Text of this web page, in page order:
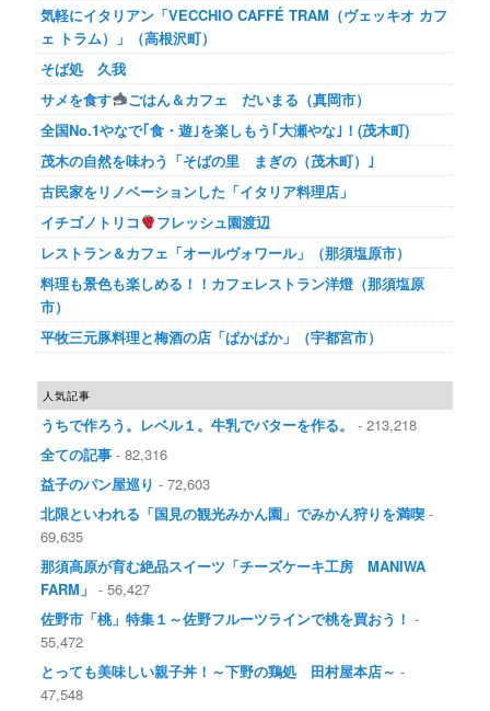
気軽にイタリアン「VECCHIO CAFFÉ TRAM（ヴェッキオ カフ
ェ トラム）」（高根沢町）
そば処 久我
サメを食す
ごはん＆カフェ だいまる（真岡市）
全国No.1やなで｢食・遊｣を楽しもう｢大瀬やな｣！(茂木町)
茂木の自然を味わう「そばの里 まぎの（茂木町）｣
古民家をリノベーションした「イタリア料理店」
イチゴノトリコ
フレッシュ園渡辺
レストラン＆カフェ「オールヴォワール」（那須塩原市）
料理も景色も楽しめる！！カフェレストラン洋燈（那須塩原
市）
平牧三元豚料理と梅酒の店「ぱかぱか」（宇都宮市）
人気記事
うちで作ろう。レベル１。牛乳でバターを作る。
- 213,218
全ての記事 - 82,316
益子のパン屋巡り - 72,603
北限といわれる「国見の観光みかん園」でみかん狩りを満喫 -
69,635
那須高原が育む絶品スイーツ「チーズケーキ工房 MANIWA
FARM」 - 56,427
佐野市「桃」特集１～佐野フルーツラインで桃を買おう！ -
55,472
とっても美味しい親子丼！～下野の鶏処 田村屋本店～ -
47,548